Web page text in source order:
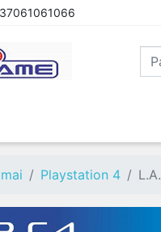
4 XBOX ONE
Playstation 4